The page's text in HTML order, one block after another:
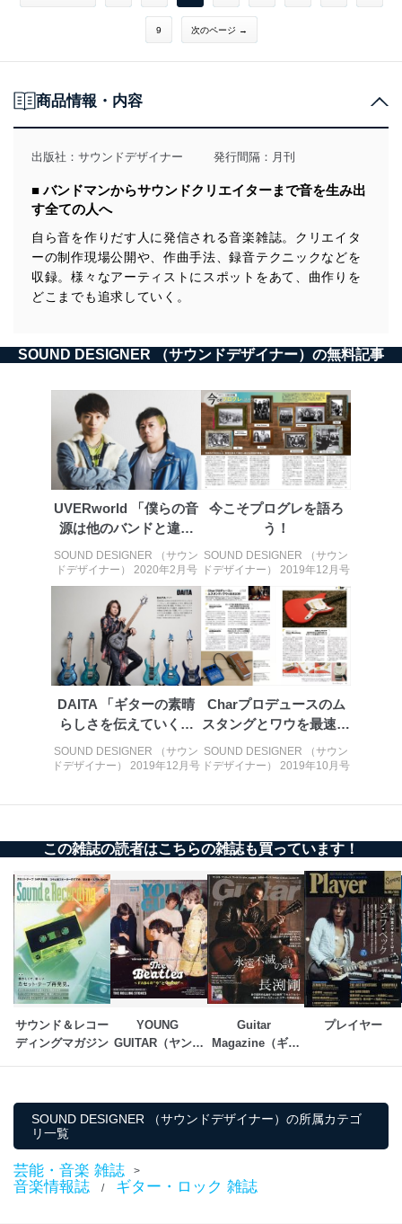
9 次のページ →
商品情報・内容
出版社： サウンドデザイナー 発行間隔：月刊
■ バンドマンからサウンドクリエイターまで音を生み出
す全ての人へ
自ら音を作りだす人に発信される音楽雑誌。クリエイタ
ーの制作現場公開や、作曲手法、録音テクニックなどを
収録。様々なアーティストにスポットをあて、曲作りを
どこまでも追求していく。
SOUND DESIGNER （サウンドデザイナー）の無料記事
UVERworld 「僕らの音
源は他のバンドと違っ
て、...
SOUND DESIGNER （サウン
ドデザイナー） 2020年2月号
今こそプログレを語ろ
う！
SOUND DESIGNER （サウン
ドデザイナー） 2019年12月号
DAITA 「ギターの素晴
らしさを伝えていくの
が、僕...
SOUND DESIGNER （サウン
ドデザイナー） 2019年12月号
Charプロデュースのム
スタングとワウを最速試
奏！
SOUND DESIGNER （サウン
ドデザイナー） 2019年10月号
この雑誌の読者はこちらの雑誌も買っています！
サウンド＆レコー
ディングマガジン
YOUNG
GUITAR（ヤング
Guitar
Magazine（ギタ
プレイヤー
SOUND DESIGNER （サウンドデザイナー）の所属カテゴ
リ一覧
芸能・音楽 雑誌 >
音楽情報誌 / ギター・ロック 雑誌